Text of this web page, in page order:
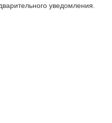
уведомления.